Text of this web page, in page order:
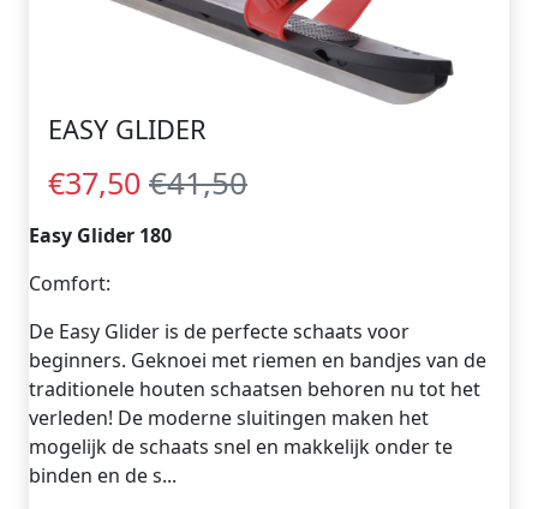
EASY GLIDER
€37,50 €41,50
Easy Glider 180
Comfort:
De Easy Glider is de perfecte schaats voor
beginners. Geknoei met riemen en bandjes van de
traditionele houten schaatsen behoren nu tot het
verleden! De moderne sluitingen maken het
mogelijk de schaats snel en makkelijk onder te
binden en de s...